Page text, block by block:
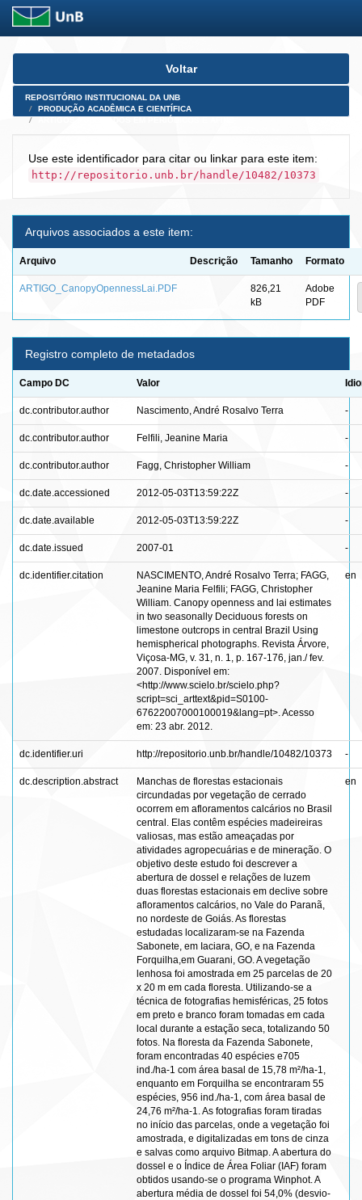
Skip
Voltar
REPOSITÓRIO INSTITUCIONAL DA UNB
PRODUÇÃO ACADÊMICA E CIENTÍFICA
Use este identificador para citar ou linkar para este item:
http://repositorio.unb.br/handle/10482/10373
Arquivos associados a este item:
Arquivo Descrição Tamanho Formato
ARTIGO_CanopyOpennessLai.PDF
826,21
kB
Adobe
PDF
Registro completo de metadados
Campo DC Valor
dc.contributor.author Nascimento, André Rosalvo Terra -
dc.contributor.author Felfili, Jeanine Maria -
dc.contributor.author Fagg, Christopher William -
dc.date.accessioned 2012-05-03T13:59:22Z -
dc.date.available 2012-05-03T13:59:22Z -
dc.date.issued 2007-01 -
dc.identifier.citation
NASCIMENTO, André Rosalvo Terra; FAGG,
Jeanine Maria Felfili; FAGG, Christopher
William. Canopy openness and lai estimates
in two seasonally Deciduous forests on
limestone outcrops in central Brazil Using
hemispherical photographs. Revista Árvore,
Viçosa-MG, v. 31, n. 1, p. 167-176, jan./ fev.
2007. Disponível em:
<http://www.scielo.br/scielo.php?
script=sci_arttext&pid=S0100-
67622007000100019&lang=pt>. Acesso
em: 23 abr. 2012.
en
dc.identifier.uri http://repositorio.unb.br/handle/10482/10373 -
dc.description.abstract
Manchas de florestas estacionais
circundadas por vegetação de cerrado
ocorrem em afloramentos calcários no Brasil
central. Elas contêm espécies madeireiras
valiosas, mas estão ameaçadas por
atividades agropecuárias e de mineração. O
objetivo deste estudo foi descrever a
abertura de dossel e relações de luzem
duas florestas estacionais em declive sobre
afloramentos calcários, no Vale do Paranã,
no nordeste de Goiás. As florestas
estudadas localizaram-se na Fazenda
Sabonete, em Iaciara, GO, e na Fazenda
Forquilha,em Guarani, GO. A vegetação
lenhosa foi amostrada em 25 parcelas de 20
x 20 m em cada floresta. Utilizando-se a
técnica de fotografias hemisféricas, 25 fotos
em preto e branco foram tomadas em cada
local durante a estação seca, totalizando 50
fotos. Na floresta da Fazenda Sabonete,
foram encontradas 40 espécies e705
ind./ha-1 com área basal de 15,78 m²/ha-1,
enquanto em Forquilha se encontraram 55
espécies, 956 ind./ha-1, com área basal de
24,76 m²/ha-1. As fotografias foram tiradas
no início das parcelas, onde a vegetação foi
amostrada, e digitalizadas em tons de cinza
e salvas como arquivo Bitmap. A abertura do
dossel e o Índice de Área Foliar (IAF) foram
obtidos usando-se o programa Winphot. A
abertura média de dossel foi 54,0% (desvio-
en